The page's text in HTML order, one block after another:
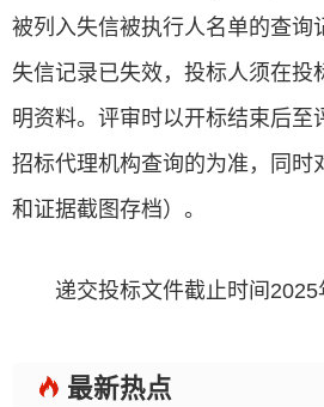
被列入失信被执行人名单的查询
失信记录已失效，投标人须在投
明资料。评审时以开标结束后至
招标代理机构查询的为准，同时
和证据截图存档）。
递交投标文件截止时间
最新热点